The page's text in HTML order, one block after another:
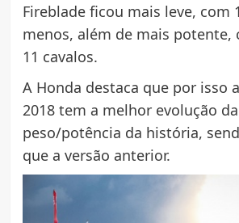
Fireblade ficou mais leve, com
menos, além de mais potente,
11 cavalos.
A Honda destaca que por isso a
2018 tem a melhor evolução
peso/potência da história,
que a versão anterior.